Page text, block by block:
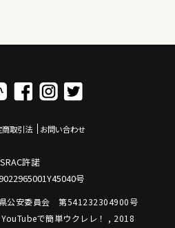
商取引法 お問い合わせ
許諾
号
公安委員会 第541232304900号
で簡単ウクレレ！ , 2018